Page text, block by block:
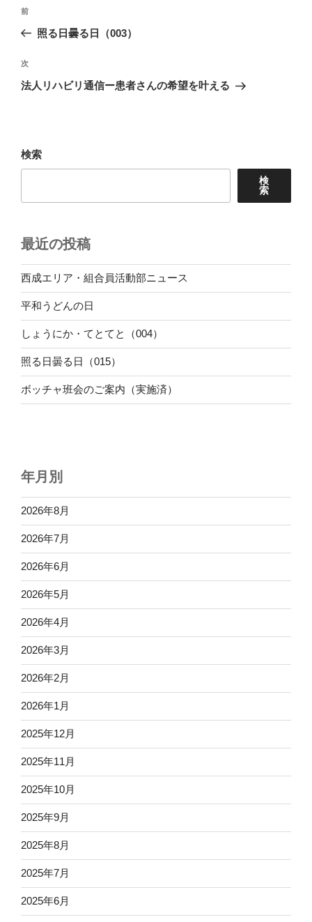
投
ビ
ゲ
ン
前
の
稿
前
照る日曇る日（003）
次
の
次
法人リハビリ通信ー患者さんの希望を叶える
検索
検
索
最近の投稿
西成エリア・組合員活動部ニュース
平和うどんの日
しょうにか・てとてと（004）
照る日曇る日（015）
ボッチャ班会のご案内（実施済）
年月別
2026年8月
2026年7月
2026年6月
2026年5月
2026年4月
2026年3月
2026年2月
2026年1月
2025年12月
2025年11月
2025年10月
2025年9月
2025年8月
2025年7月
2025年6月